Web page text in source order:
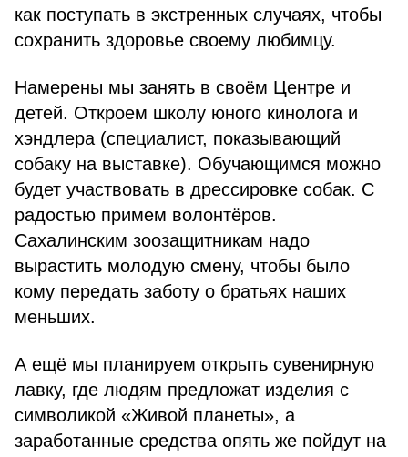
как поступать в экстренных случаях, чтобы
сохранить здоровье своему любимцу.
Намерены мы занять в своём Центре и
детей. Откроем школу юного кинолога и
хэндлера (специалист, показывающий
собаку на выставке). Обучающимся можно
будет участвовать в дрессировке собак. С
радостью примем волонтёров.
Сахалинским зоозащитникам надо
вырастить молодую смену, чтобы было
кому передать заботу о братьях наших
меньших.
А ещё мы планируем открыть сувенирную
лавку, где людям предложат изделия с
символикой «Живой планеты», а
заработанные средства опять же пойдут на